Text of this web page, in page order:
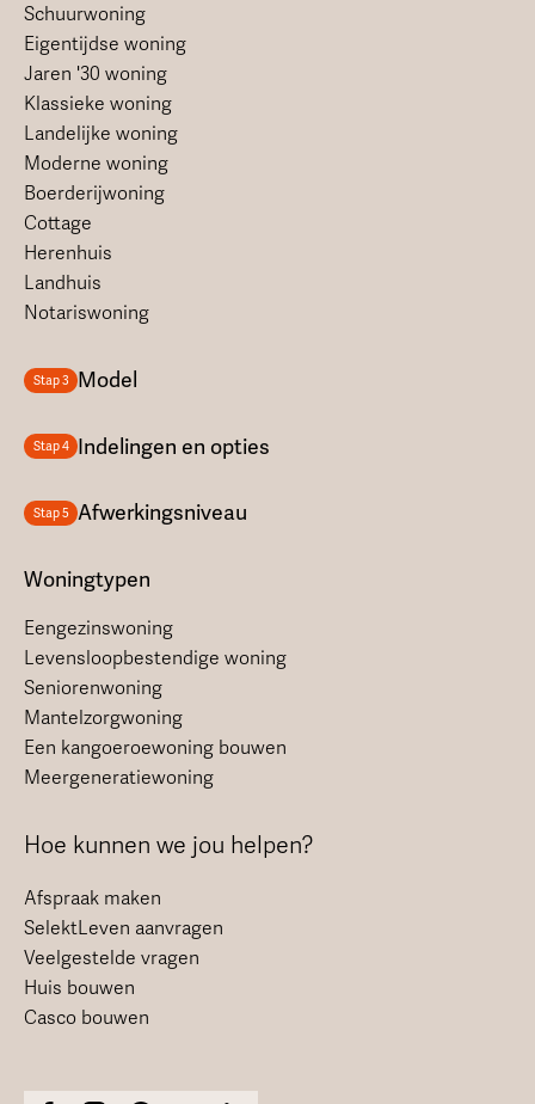
Schuurwoning
Eigentijdse woning
Jaren '30 woning
Klassieke woning
Landelijke woning
Moderne woning
Boerderijwoning
Cottage
Herenhuis
Landhuis
Notariswoning
Stap 3 Model
Stap 4 Indelingen en opties
Stap 5 Afwerkingsniveau
Woningtypen
Eengezinswoning
Levensloopbestendige woning
Seniorenwoning
Mantelzorgwoning
Een kangoeroewoning bouwen
Meergeneratiewoning
Hoe kunnen we jou helpen?
Afspraak maken
SelektLeven aanvragen
Veelgestelde vragen
Huis bouwen
Casco bouwen